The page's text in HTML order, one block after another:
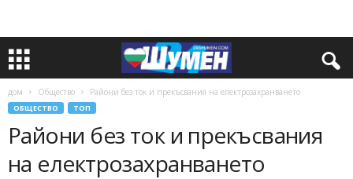
дом Общество Райони без ток и прекъсвания на електрозахранването
ОБЩЕСТВО ТОП
Райони без ток и прекъсвания
на електрозахранването